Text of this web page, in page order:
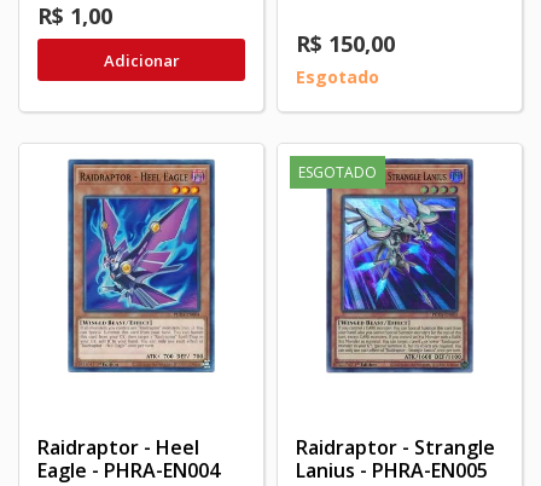
R$ 1,00
Adicionar
R$ 150,00
Esgotado
Raidraptor - Heel
Eagle - PHRA-EN004
ESGOTADO
Raidraptor - Strangle
Lanius - PHRA-EN005